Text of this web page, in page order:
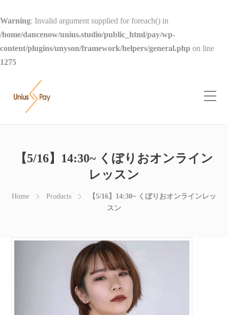
Warning: Invalid argument supplied for foreach() in
/home/dancenow/unius.studio/public_html/pay/wp-
content/plugins/unyson/framework/helpers/general.php on line
1275
【5/16】14:30~ くぼりおオンライン
レッスン
Home Products
【5/16】14:30~ くぼりおオンラインレッ
スン